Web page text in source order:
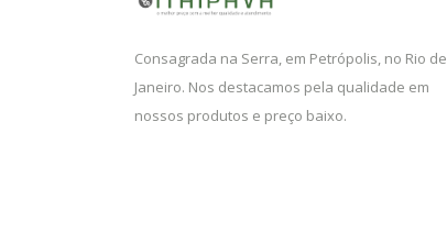
Consagrada na Serra, em Petrópolis, no Rio de
Janeiro. Nos destacamos pela qualidade em
nossos produtos e preço baixo.